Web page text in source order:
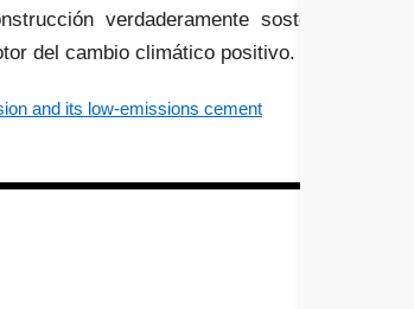
verdaderamente sostenible,
del cambio climático positivo.
and its low-emissions cement